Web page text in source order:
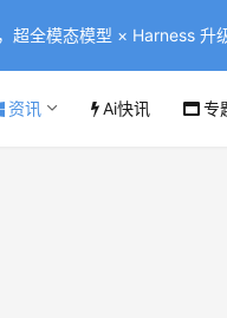
超全模态模型 × Harness
资讯 Ai快讯 专